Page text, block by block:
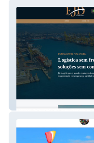
EJD Despachante